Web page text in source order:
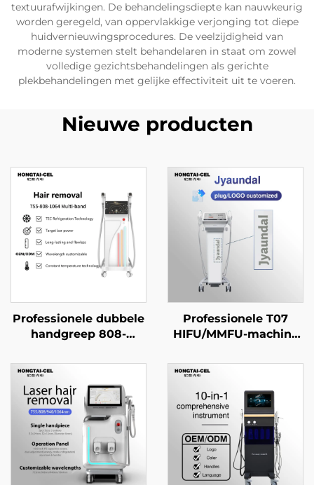
textuurafwijkingen. De behandelingsdiepte kan nauwkeurig
worden geregeld, van oppervlakkige verjonging tot diepe
huidvernieuwingsprocedures. De veelzijdigheid van
moderne systemen stelt behandelaren in staat om zowel
volledige gezichtsbehandelingen als gerichte
plekbehandelingen met gelijke effectiviteit uit te voeren.
Nieuwe producten
Professionele dubbele
handgreep 808-
haarverwijdering,
12×12/12×18 mm vlek
voor gezicht, lichaam
en
schoonheidssalonapparatuur
Professionele T07
HIFU/MMFU-machine
maken van gezicht en
lichaam, anti-aging en
rimpelverwijdering –